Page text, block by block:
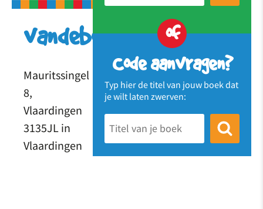
of
Code aanvragen?
Typ hier de titel van jouw boek dat
je wilt laten zwerven:
vandebovensteplank
Mauritssingel
8,
Vlaardingen
3135JL in
Vlaardingen